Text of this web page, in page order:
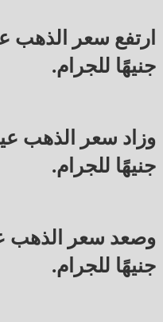
جنيهًا للجرام.
جنيهًا للجرام.
جنيهًا للجرام.